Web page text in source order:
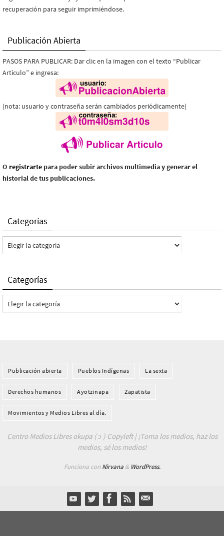
recuperación para seguir imprimiéndose.
Publicación Abierta
PASOS PARA PUBLICAR: Dar clic en la imagen con el texto “Publicar
Artículo” e ingresa:
(nota: usuario y contraseña serán cambiados periódicamente)
O registrarte para poder subir archivos multimedia y generar el
historial de tus publicaciones.
Categorías
Categorías
Categorías
Categorías
Publicación abierta Pueblos Indí­genas La sexta
Derechos humanos Ayotzinapa Zapatista
Movimientos y Medios Libres al día.
Centro Medios Libres okupa ( ɔ ) Copyleft | ¡Toma los medios, haz los
medios, sé los medios!
Funciona con Nirvana& WordPress.